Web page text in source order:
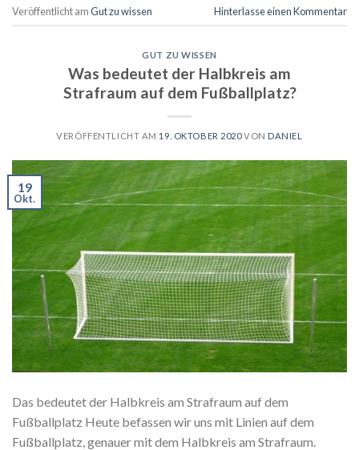
Veröffentlicht amGut zu wissen Hinterlasse einen Kommentar
GUT ZU WISSEN
Was bedeutet der Halbkreis am
Strafraum auf dem Fußballplatz?
VERÖFFENTLICHT AM 19. OKTOBER 2020VON DANIEL
19
Okt.
Das bedeutet der Halbkreis am Strafraum auf dem
Fußballplatz Heute befassen wir uns mit Linien auf dem
Fußballplatz, genauer mit dem Halbkreis am Strafraum.